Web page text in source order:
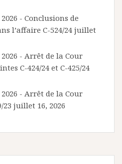
- Conclusions de
l’affaire C-524/24 juillet
- Arrêt de la Cour
C-424/24 et C-425/24
- Arrêt de la Cour
23 juillet 16, 2026